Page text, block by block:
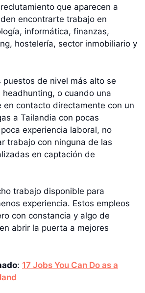
que aparecen a
encontrarte trabajo en
informática, finanzas,
hostelería, sector inmobiliario y
puestos de nivel más alto se
o cuando una
en contacto directamente con un
a Tailandia con pocas
experiencia laboral, no
trabajo con ninguna de las
en captación de
trabajo disponible para
experiencia. Estos empleos
con constancia y algo de
abrir la puerta a mejores
: 17 Jobs You Can Do as a